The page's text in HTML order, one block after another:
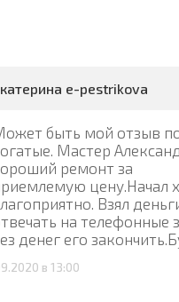
e-pestrikova
быть мой отзыв
Мастер
ремонт за
цену.Начал
Взял
на телефонные
денег его
в 13:00